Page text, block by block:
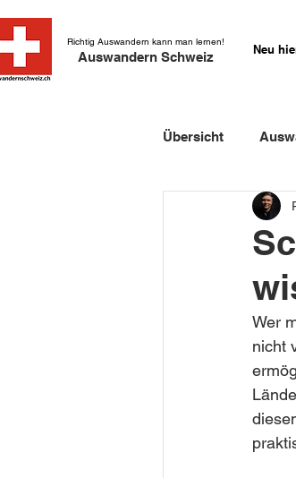
Richtig Auswandern kann man lernen!
Auswandern Schweiz Neu
Übersicht
Einbürgerung
Schweizer
Wer
nicht